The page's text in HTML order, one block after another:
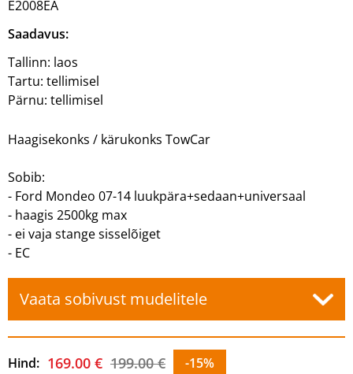
E2008EA
Saadavus:
Tallinn: laos
Tartu: tellimisel
Pärnu: tellimisel
Haagisekonks / kärukonks TowCar
Sobib:
- Ford Mondeo 07-14 luukpära+sedaan+universaal
- haagis 2500kg max
- ei vaja stange sisselõiget
- EC
Vaata sobivust mudelitele
Hind: 169.00 € 199.00 € -15%